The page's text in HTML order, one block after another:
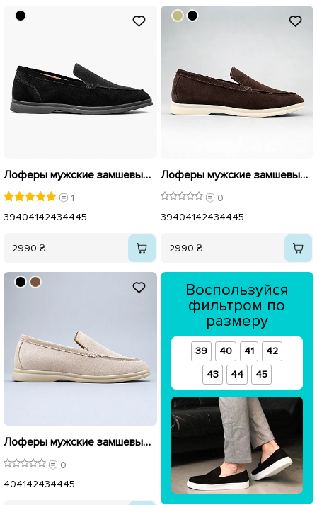
Лоферы мужские замшевые 595597 Черные
1
39404142434445
2990 ₴
Лоферы мужские замшевые 596110 Коричневые
0
39404142434445
2990 ₴
Лоферы мужские замшевые 596111 Бежевые
0
404142434445
Воспользуйся
фильтром по
размеру
39 40 41
42
43
44 45